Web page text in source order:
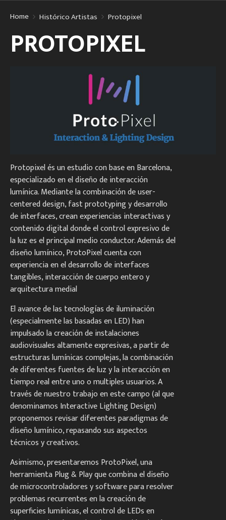
Home Histórico Artistas Protopixel
PROTOPIXEL
Protopixel és un estudio con base en Barcelona,
especializado en el diseño de interacción
lumínica. Mediante la combinación de user-
centered design, fast prototyping y desarrollo
de interfaces, crean experiencias interactivas y
contenido digital donde el control expresivo de
la luz es el principal medio conductor. Además del
diseño lumínico, ProtoPixel cuenta con
experiencia en el desarrollo de interfaces
tangibles, interacción de cuerpo entero y
arquitectura medial
El avance de las tecnologías de iluminación
(especialmente las basadas en LED) han
impulsado la creación de instalaciones
audiovisuales altamente expresivas, a partir de
estructuras lumínicas complejas, la combinación
de diferentes fuentes de luz y la interacción en
tiempo real entre uno o multiples usuarios. A
través de nuestro trabajo en este campo (al que
denominamos Interactive Lighting Design)
proponemos revisar diferentes paradigmas de
diseño lumínico, repasando sus aspectos
técnicos y creativos.
Asimismo, presentaremos ProtoPixel, una
herramienta Plug & Play que combina el diseño
de microcontroladores y software para resolver
problemas recurrentes en la creación de
superficies lumínicas, el control de LEDs en